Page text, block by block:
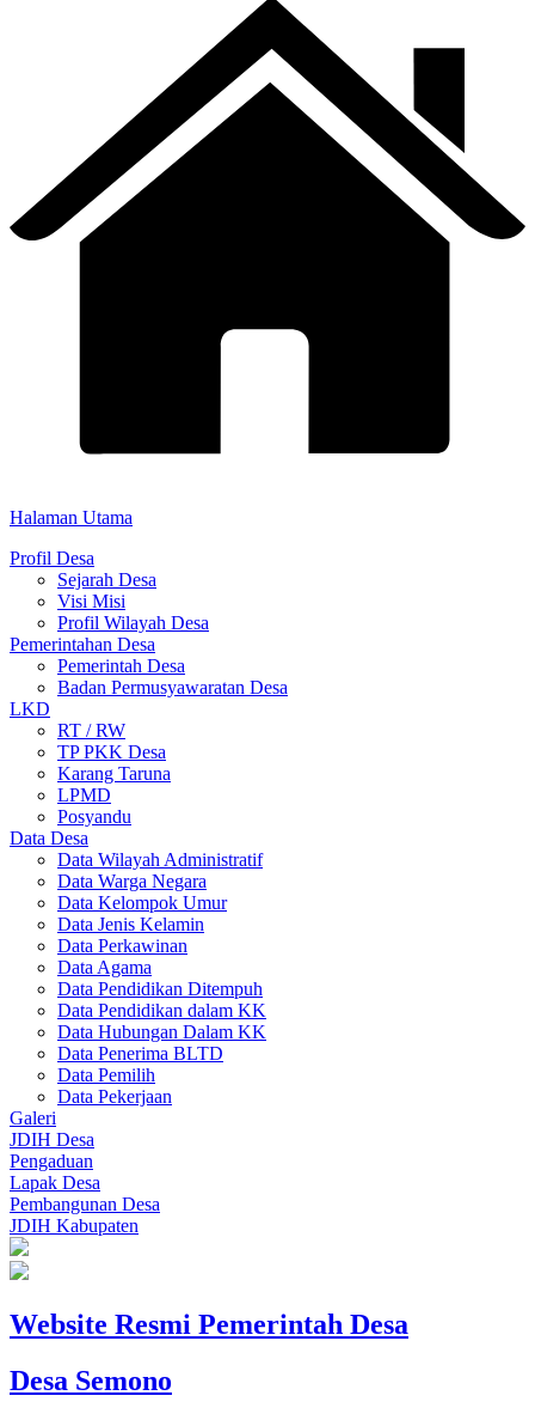
Halaman Utama
Profil Desa
Sejarah Desa
Visi Misi
Profil Wilayah Desa
Pemerintahan Desa
Pemerintah Desa
Badan Permusyawaratan Desa
LKD
RT / RW
TP PKK Desa
Karang Taruna
LPMD
Posyandu
Data Desa
Data Wilayah Administratif
Data Warga Negara
Data Kelompok Umur
Data Jenis Kelamin
Data Perkawinan
Data Agama
Data Pendidikan Ditempuh
Data Pendidikan dalam KK
Data Hubungan Dalam KK
Data Penerima BLTD
Data Pemilih
Data Pekerjaan
Galeri
JDIH Desa
Pengaduan
Lapak Desa
Pembangunan Desa
JDIH Kabupaten
Website Resmi Pemerintah Desa
Desa Semono